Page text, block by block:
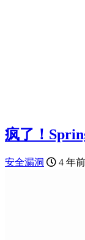
疯了！
安全漏洞 4 年前